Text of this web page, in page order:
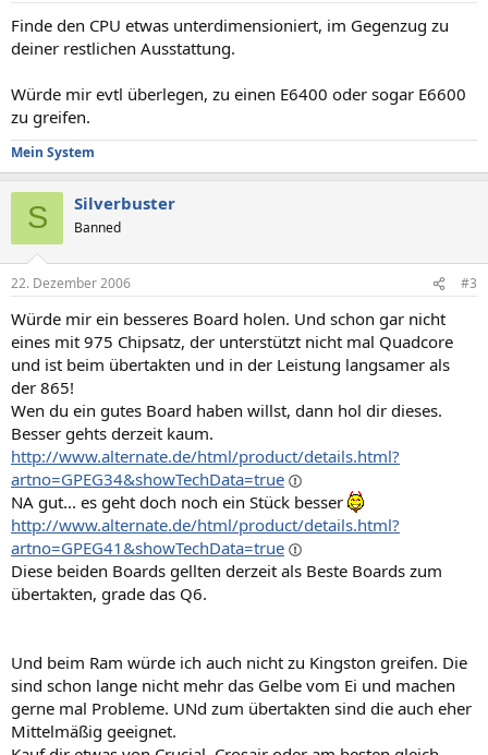
Finde den CPU etwas unterdimensioniert, im Gegenzug zu
deiner restlichen Ausstattung.
Würde mir evtl überlegen, zu einen E6400 oder sogar E6600
zu greifen.
Mein System
S Silverbuster
Banned
22. Dezember 2006 #3
Würde mir ein besseres Board holen. Und schon gar nicht
eines mit 975 Chipsatz, der unterstützt nicht mal Quadcore
und ist beim übertakten und in der Leistung langsamer als
der 865!
Wen du ein gutes Board haben willst, dann hol dir dieses.
Besser gehts derzeit kaum.
http://www.alternate.de/html/product/details.html?
artno=GPEG34&showTechData=true
NA gut... es geht doch noch ein Stück besser
http://www.alternate.de/html/product/details.html?
artno=GPEG41&showTechData=true
Diese beiden Boards gellten derzeit als Beste Boards zum
übertakten, grade das Q6.
Und beim Ram würde ich auch nicht zu Kingston greifen. Die
sind schon lange nicht mehr das Gelbe vom Ei und machen
gerne mal Probleme. UNd zum übertakten sind die auch eher
Mittelmäßig geeignet.